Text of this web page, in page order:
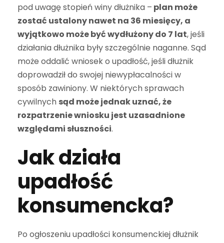
pod uwagę stopień winy dłużnika – plan może
zostać ustalony nawet na 36 miesięcy, a
wyjątkowo może być wydłużony do 7 lat, jeśli
działania dłużnika były szczególnie naganne. Sąd
może oddalić wniosek o upadłość, jeśli dłużnik
doprowadził do swojej niewypłacalności w
sposób zawiniony. W niektórych sprawach
cywilnych sąd może jednak uznać, że
rozpatrzenie wniosku jest uzasadnione
względami słuszności.
Jak działa
upadłość
konsumencka?
Po ogłoszeniu upadłości konsumenckiej dłużnik